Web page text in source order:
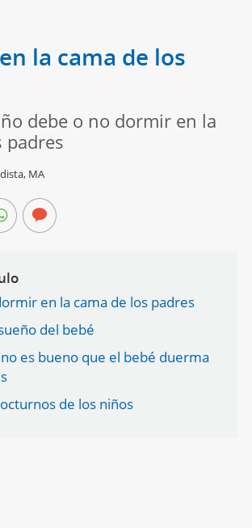
la cama de los
debe o no dormir en la
padres
MA
en la cama de los padres
del bebé
no es bueno que el bebé duerma
de los niños